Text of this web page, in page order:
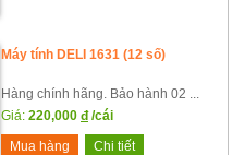
Máy tính DELI 1631 (12 số)
Hàng chính hãng. Bảo hành 02 ...
Giá: 220,000 đ /cái
Mua hàng
Chi tiết